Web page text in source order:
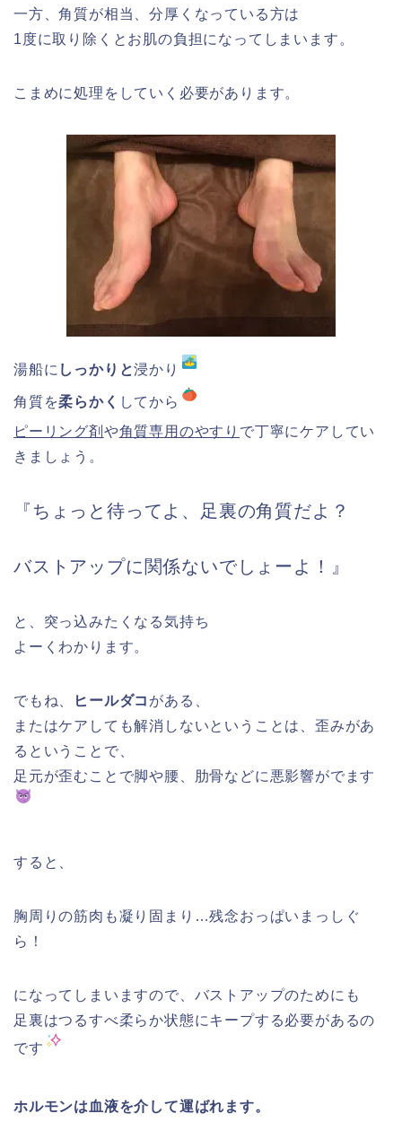
一方、角質が相当、分厚くなっている方は
1度に取り除くとお肌の負担になってしまいます。
こまめに処理をしていく必要があります。
湯船に しっかりと浸かり
角質を柔らかく してから
ピーリング剤 や角質専用のやすり で丁寧にケアしてい
きましょう。
『ちょっと待ってよ、足裏の角質だよ？
バストアップに関係ないでしょーよ！』
と、突っ込みたくなる気持ち
よーくわかります。
でもね、 ヒールダコ がある、
またはケアしても解消しないということは、歪みがあ
るということで、
足元が歪むことで脚や腰、肋骨などに悪影響がでます
すると、
胸周りの筋肉も凝り固まり…残念おっぱいまっしぐ
ら！
になってしまいますので、バストアップのためにも
足裏はつるすべ柔らか状態にキープする必要があるの
です
ホルモンは血液を介して運ばれます。